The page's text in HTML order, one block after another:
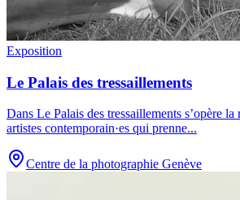
Exposition
Le Palais des tressaillements
Dans Le Palais des tressaillements s’opère la
artistes contemporain·es qui prenne...
Centre de la photographie Genève